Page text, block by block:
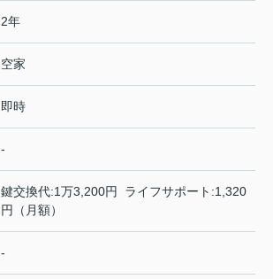
2年
空家
即時
-
鍵交換代:1万3,200円 ライフサポート:1,320
円（月額）
-